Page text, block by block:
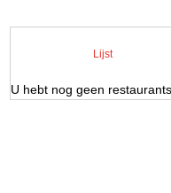
Lijst
U hebt nog geen